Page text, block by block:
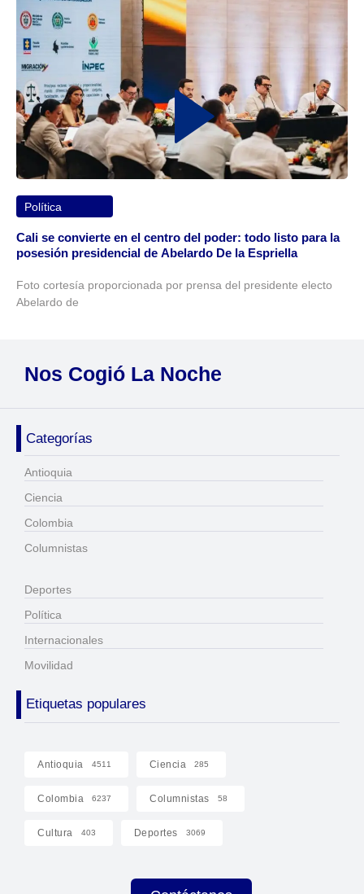
Política
Cali se convierte en el centro del poder: todo listo para la
posesión presidencial de Abelardo De la Espriella
Foto cortesía proporcionada por prensa del presidente electo
Abelardo de
Nos Cogió La Noche
Categorías
Antioquia
Ciencia
Colombia
Columnistas
Deportes
Política
Internacionales
Movilidad
Etiquetas populares
Antioquia 4511 Ciencia 285
Colombia 6237 Columnistas 58
Cultura 403 Deportes 3069